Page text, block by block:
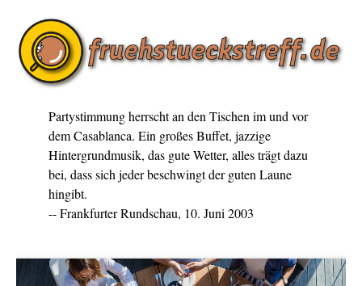
Partystimmung herrscht an den Tischen im und vor
dem Casablanca. Ein großes Buffet, jazzige
Hintergrundmusik, das gute Wetter, alles trägt dazu
bei, dass sich jeder beschwingt der guten Laune
hingibt.
-- Frankfurter Rundschau, 10. Juni 2003